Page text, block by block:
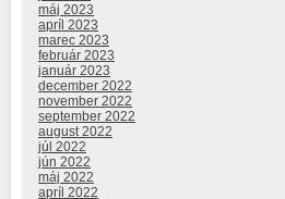
máj 2023
apríl 2023
marec 2023
február 2023
január 2023
december 2022
november 2022
september 2022
august 2022
júl 2022
jún 2022
máj 2022
apríl 2022